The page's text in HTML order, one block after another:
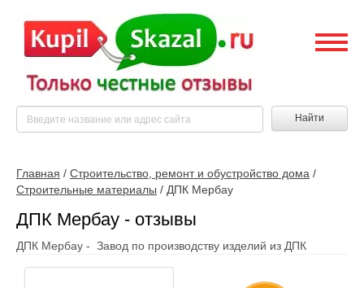
Найти
Главная / Строительство, ремонт и обустройство дома /
Строительные материалы / ДПК Мербау
ДПК Мербау - отзывы
ДПК Мербау - Завод по производству изделий из ДПК